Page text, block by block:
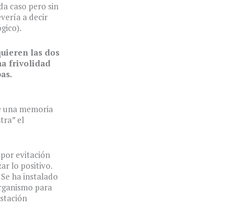
caso pero sin
a decir
las dos
frivolidad
memoria
el
evitación
lo positivo.
ha instalado
para